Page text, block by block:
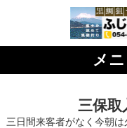
メ
三保
三日間来客者がなく今朝